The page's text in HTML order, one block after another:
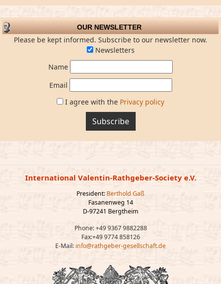
OUR NEWSLETTER
Please be kept informed. Subscribe to our newsletter now.
Newsletters
Name
Email
I agree with the Privacy policy
Subscribe
International Valentin-Rathgeber-Society e.V.
President: Berthold Gaß
Fasanenweg 14
D-97241 Bergtheim
Phone: +49 9367 9882288
Fax:+49 9774 858126
E-Mail: info@rathgeber-gesellschaft.de